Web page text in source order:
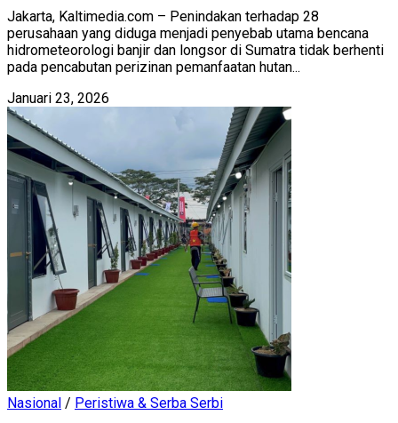
Jakarta, Kaltimedia.com – Penindakan terhadap 28
perusahaan yang diduga menjadi penyebab utama bencana
hidrometeorologi banjir dan longsor di Sumatra tidak berhenti
pada pencabutan perizinan pemanfaatan hutan...
Januari 23, 2026
Nasional / Peristiwa & Serba Serbi